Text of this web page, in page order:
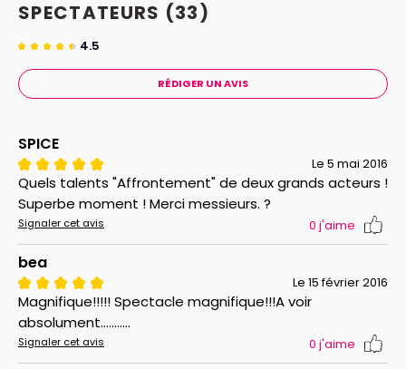
SPECTATEURS (33)
4.5
RÉDIGER UN AVIS
SPICE
Le 5 mai 2016
Quels talents "Affrontement" de deux grands acteurs !
Superbe moment ! Merci messieurs. ?
Signaler cet avis 0 j'aime
bea
Le 15 février 2016
Magnifique!!!!! Spectacle magnifique!!!A voir
absolument...........
Signaler cet avis 0 j'aime